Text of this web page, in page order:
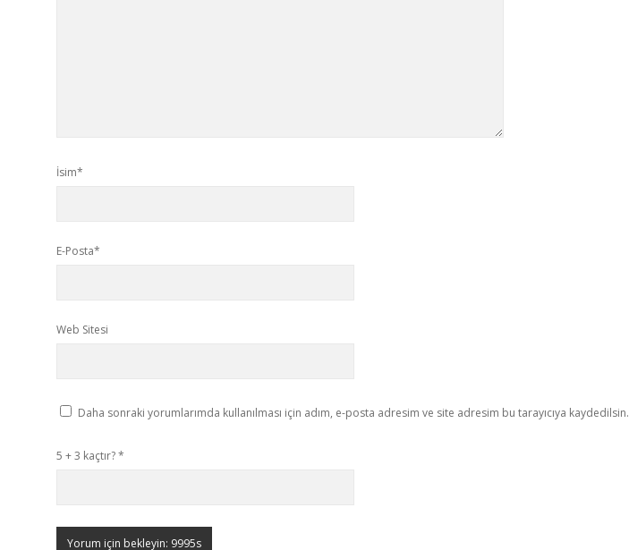
İsim*
E-Posta*
Web Sitesi
Daha sonraki yorumlarımda kullanılması için adım, e-posta adresim ve site adresim bu tarayıcıya kaydedilsin.
5 + 3 kaçtır?*